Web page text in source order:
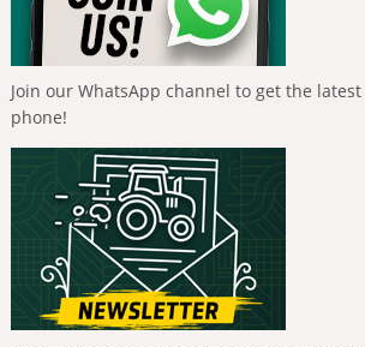
Join our WhatsApp channel to get the
phone!